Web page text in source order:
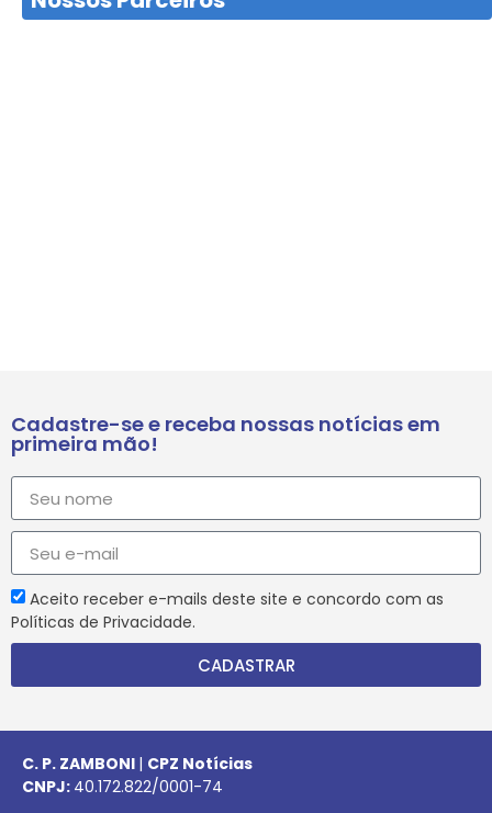
Cadastre-se e receba nossas notícias em
primeira mão!
Aceito receber e-mails deste site e concordo com as
Políticas de Privacidade.
CADASTRAR
C. P. ZAMBONI | CPZ Notícias
CNPJ: 40.172.822/0001-74